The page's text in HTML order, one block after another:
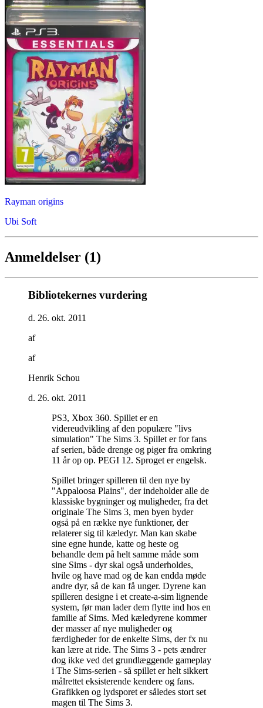
Rayman origins
Ubi Soft
Anmeldelser (1)
Bibliotekernes vurdering
d. 26. okt. 2011
af
af
Henrik Schou
d. 26. okt. 2011
PS3, Xbox 360. Spillet er en
videreudvikling af den populære "livs
simulation" The Sims 3. Spillet er for fans
af serien, både drenge og piger fra omkring
11 år op op. PEGI 12. Sproget er engelsk.
Spillet bringer spilleren til den nye by
"Appaloosa Plains", der indeholder alle de
klassiske bygninger og muligheder, fra det
originale The Sims 3, men byen byder
også på en række nye funktioner, der
relaterer sig til kæledyr. Man kan skabe
sine egne hunde, katte og heste og
behandle dem på helt samme måde som
sine Sims - dyr skal også underholdes,
hvile og have mad og de kan endda møde
andre dyr, så de kan få unger. Dyrene kan
spilleren designe i et create-a-sim lignende
system, før man lader dem flytte ind hos en
familie af Sims. Med kæledyrene kommer
der masser af nye muligheder og
færdigheder for de enkelte Sims, der fx nu
kan lære at ride. The Sims 3 - pets ændrer
dog ikke ved det grundlæggende gameplay
i The Sims-serien - så spillet er helt sikkert
målrettet eksisterende kendere og fans.
Grafikken og lydsporet er således stort set
magen til The Sims 3.